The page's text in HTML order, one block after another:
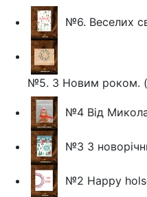
№6. Веселих
№5. З Новим роком.
№4 Від
№3 З
№2 Happy